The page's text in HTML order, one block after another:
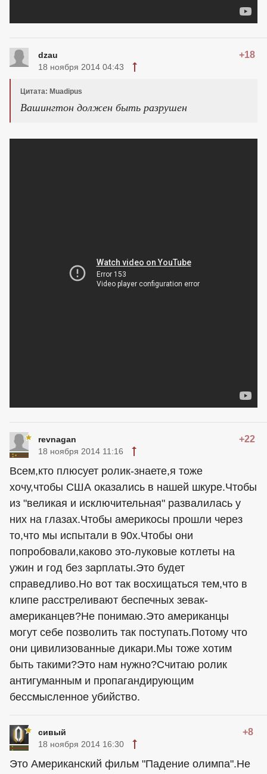
dzau +18
18 ноября 2014 04:43
Цитата: Muadipus
Вашингтон должен быть разрушен
revnagan +22
18 ноября 2014 11:16
Всем,кто плюсует ролик-знаете,я тоже
хочу,чтобы США оказались в нашей шкуре.Чтобы
из "великая и исключительная" развалилась у
них на глазах.Чтобы америкосы прошли через
то,что мы испытали в 90х.Чтобы они
попробовали,каково это-луковые котлеты на
ужин и год без зарплаты.Это будет
справедливо.Но вот так восхищаться тем,что в
клипе расстреливают беспечных зевак-
американцев?Не понимаю.Это американцы
могут себе позволить так поступать.Потому что
они цивилизованные дикари.Мы тоже хотим
быть такими?Это нам нужно?Считаю ролик
антигуманным и пропагандирующим
бессмысленное убийство.
сивый +8
18 ноября 2014 16:30
Это Американский фильм "Падение олимпа".Не